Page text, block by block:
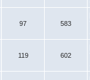
97 583
119 602